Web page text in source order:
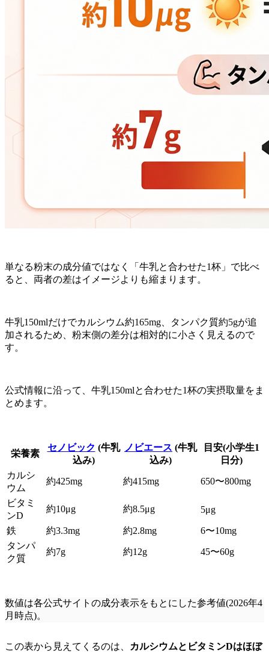
単なる粉末の成分値ではなく「牛乳と合わせた1杯」で比べ
ると、両者の差はイメージよりも縮まります。
牛乳150mlだけでカルシウム約165mg、タンパク質約5gが追
加されるため、粉末側の差分は相対的に小さく見えるので
す。
公式情報に沿って、牛乳150mlと合わせた1杯の実摂取量をま
とめます。
栄養素
セノビック (牛乳
込み)
ノビエース (牛乳
込み)
目安(小学生1
日分)
カルシ
ウム
約425mg 約415mg 650〜800mg
ビタミ
ンD
約10μg 約8.5μg 5μg
鉄 約3.3mg 約2.8mg
6〜10mg
タンパ
ク質
約7g 約12g 45〜60g
数値は各公式サイトの成分表示をもとにした参考値(2026年4
月時点)。
この表から見えてくるのは、
カルシウムとビタミンDはほぼ